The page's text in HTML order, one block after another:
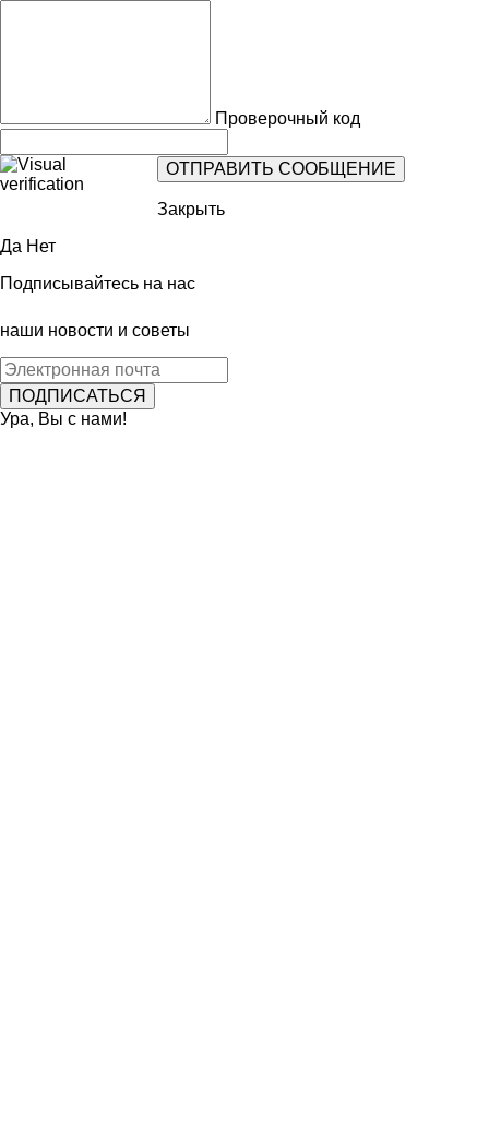
Проверочный код
Закрыть
Да Нет
Подписывайтесь на нас
наши новости и советы
Ура, Вы с нами!